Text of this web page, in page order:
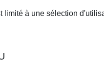
limité à une sélection